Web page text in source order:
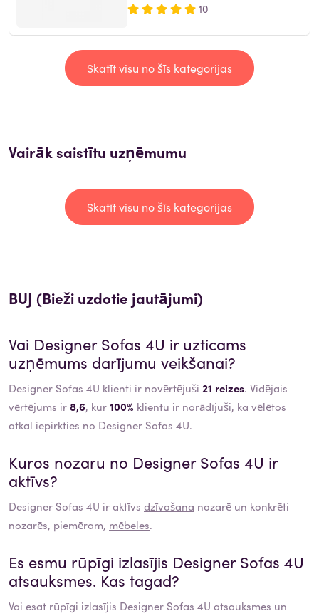
10
Skatīt visu no šīs kategorijas
Vairāk saistītu uzņēmumu
Skatīt visu no šīs kategorijas
BUJ (Bieži uzdotie jautājumi)
Vai Designer Sofas 4U ir uzticams
uzņēmums darījumu veikšanai?
Designer Sofas 4U klienti ir novērtējuši 21 reizes. Vidējais
vērtējums ir8,6, kur100% klientu ir norādījuši, ka vēlētos
atkal iepirkties no Designer Sofas 4U.
Kuros nozaru no Designer Sofas 4U ir
aktīvs?
Designer Sofas 4U ir aktīvs dzīvošana nozarē un konkrēti
nozarēs, piemēram, mēbeles.
Es esmu rūpīgi izlasījis Designer Sofas 4U
atsauksmes. Kas tagad?
Vai esat rūpīgi izlasījis Designer Sofas 4U atsauksmes un